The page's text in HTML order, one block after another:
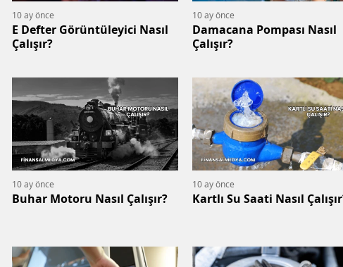
10 ay önce
E Defter Görüntüleyici Nasıl
Çalışır?
10 ay önce
Damacana Pompası Nasıl
Çalışır?
10 ay önce
Buhar Motoru Nasıl Çalışır?
10 ay önce
Kartlı Su Saati Nasıl